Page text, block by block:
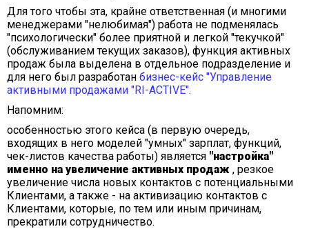
Для того чтобы эта, крайне ответственная (и многими
менеджерами "нелюбимая") работа не подменялась
"психологически" более приятной и легкой "текучкой"
(обслуживанием текущих заказов), функция активных
продаж была выделена в отдельное подразделение и
для него был разработан бизнес-кейс "Управление
активными продажами "RI-ACTIVE".
Напомним:
особенностью этого кейса (в первую очередь,
входящих в него моделей "умных" зарплат, функций,
чек-листов качества работы) является "настройка"
именно на увеличение активных продаж , резкое
увеличение числа новых контактов с потенциальными
Клиентами, а также - на активизацию контактов с
Клиентами, которые, по тем или иным причинам,
прекратили сотрудничество.